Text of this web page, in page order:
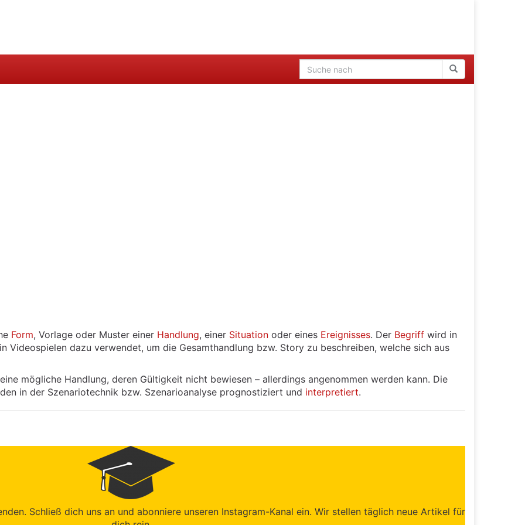
Form, Vorlage oder Muster einer Handlung, einer Situation oder eines Ereignisses. Der Begriff wird in
Videospielen dazu verwendet, um die Gesamthandlung bzw. Story zu beschreiben, welche sich aus
mögliche Handlung, deren Gültigkeit nicht bewiesen – allerdings angenommen werden kann. Die
in der Szenariotechnik bzw. Szenarioanalyse prognostiziert und interpretiert.
Schließ dich uns an und abonniere unseren Instagram-Kanal ein. Wir stellen täglich neue Artikel für